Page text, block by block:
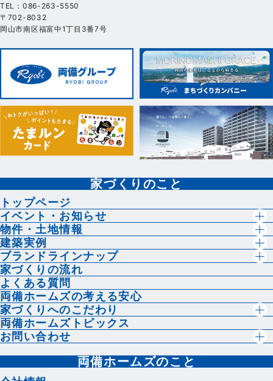
TEL：086-263-5550
〒702-8032
岡山市南区福富中1丁目3番7号
家づくりのこと
トップページ
イベント・お知らせ
物件・土地情報
建築実例
ブランドラインナップ
家づくりの流れ
よくある質問
両備ホームズの考える安心
家づくりへのこだわり
両備ホームズトピックス
お問い合わせ
両備ホームズのこと